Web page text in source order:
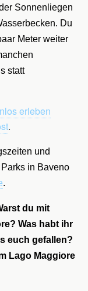
Sonnenliegen
Du
Meter weiter
statt
erleben
.
und
in Baveno
.
du mit
Was habt ihr
euch gefallen?
Lago Maggiore